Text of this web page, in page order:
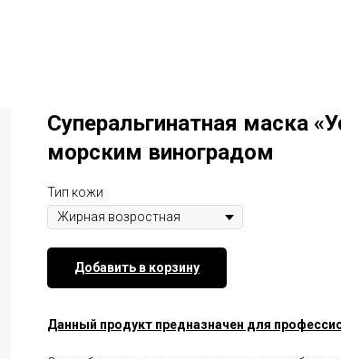
Суперальгинатная маска
морским виноградом
Тип кожи
Добавить в корзину
Данный продукт предназначен для